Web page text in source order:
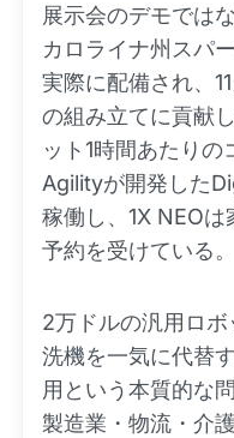
展示会のデモでは
カロライナ州スパ
実際に配備され、
の組み立てに貢献
ット1時間あたりの
Agilityが開発した
稼働し、1X NEO
予約を受けている。
2万ドルの汎用ロ
洗機を一気に代替
用という本質的な
製造業・物流・介